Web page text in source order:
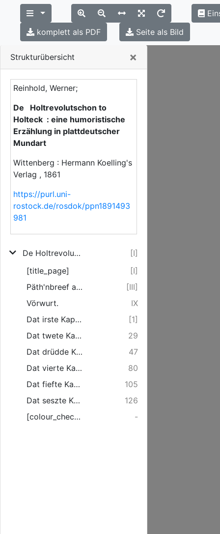
Strukturübersicht ×
Reinhold, Werner;
De Holtrevolutschon to
Holteck : eine humoristische
Erzählung in plattdeutscher
Mundart
Wittenberg : Hermann Koelling's
Verlag , 1861
https://purl.uni-
rostock.de/rosdok/ppn1891493
981
De Holtrevolutschon to Holteck
[I]
[title_page]
[I]
Päth'nbreef an miene leewen Frün'n ...
[III]
Vörwurt.
IX
Dat irste Kapitel.
[1]
Dat twete Kapitel.
29
Dat drüdde Kaptitel.
47
Dat vierte Kapitel.
80
Dat fiefte Kapitel.
105
Dat seszte Kapitel.
126
[colour_checker]
-
komplett als PDF
Seite als Bild